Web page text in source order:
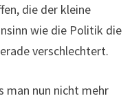
die der kleine
wie die Politik die
verschlechtert.
man nun nicht mehr